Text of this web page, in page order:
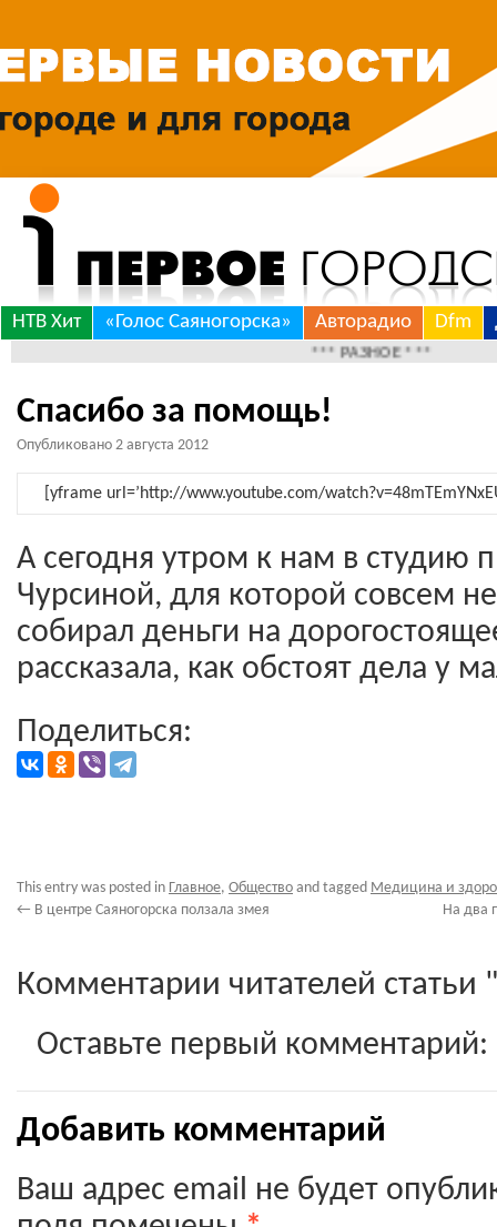
Skip
НТВ Хит «Голос Саяногорска» Авторадио Dfm
*** РАЗНОЕ ***
Спасибо за помощь!
Опубликовано 2 августа 2012
[yframe url=’http://www.youtube.com/
А сегодня утром к нам в студию
Чурсиной, для которой совсем
собирал деньги на
рассказала, как обстоят дела у
Поделиться:
This entry was posted in Главное, Общество and tagged Медицина и
← В центре Саяногорска ползала змея На два
Комментарии читателей
Оставьте первый комментарий:
Добавить комментарий
Ваш адрес email не будет